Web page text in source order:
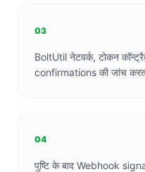
03
BoltUtil नेटवर्क, टोकन
confirmations की जांच
04
पुष्टि के बाद Webhook